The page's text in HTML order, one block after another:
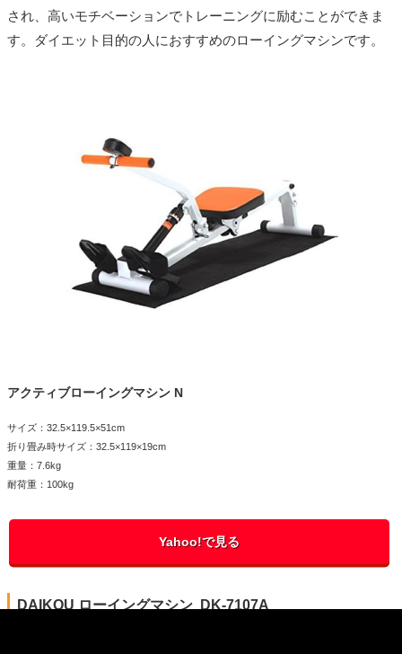
され、高いモチベーションでトレーニングに励むことができま
す。ダイエット目的の人におすすめのローイングマシンです。
アクティブローイングマシン N
サイズ：32.5×119.5×51cm
折り畳み時サイズ：32.5×119×19cm
重量：7.6kg
耐荷重：100kg
Yahoo!で見る
DAIKOU ローイングマシン DK-7107A